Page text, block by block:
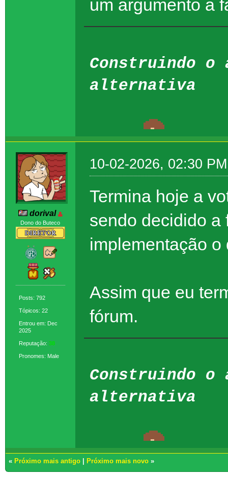
um argumento a
Construindo o
alternativa
dorival
Dono do Buteco
Posts: 792
Tópicos: 22
Entrou em: Dec
2025
Reputação: 38
Pronomes: Male
10-02-2026, 02:30 PM
Termina hoje a
sendo decidido a
implementação o
Assim que eu
fórum.
Construindo o
alternativa
« Próximo mais antigo Próximo mais novo »